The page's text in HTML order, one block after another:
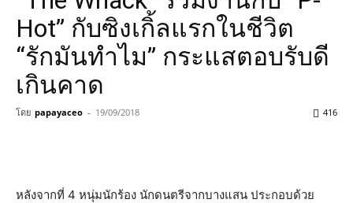
Hot” กับซิงเกิ้ลแรกในชีวิต
“รักมันทำไม” กระแสตอบรับดี
เกินคาด
โดย papayaceo - 19/09/2018 416
หลังจากที่ 4 หนุ่มนักร้อง นักดนตรีจากบางแสน ประกอบด้วย